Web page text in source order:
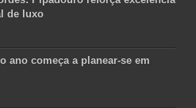
de luxo
ano começa a planear-se em